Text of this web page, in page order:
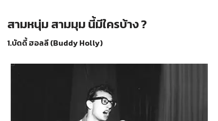
สามหนุ่ม สามมุม นี้มีใครบ้าง ?
1.บัดดี้ ฮอลลี (Buddy Holly)